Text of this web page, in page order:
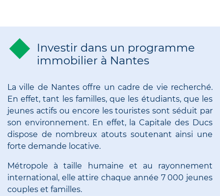
Investir dans un programme
immobilier à Nantes
La ville de Nantes offre un cadre de vie recherché.
En effet, tant les familles, que les étudiants, que les
jeunes actifs ou encore les touristes sont séduit par
son environnement. En effet, la Capitale des Ducs
dispose de nombreux atouts soutenant ainsi une
forte demande locative.
Métropole à taille humaine et au rayonnement
international, elle attire chaque année 7 000 jeunes
couples et familles.